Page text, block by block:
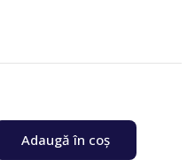
Adaugă în coș